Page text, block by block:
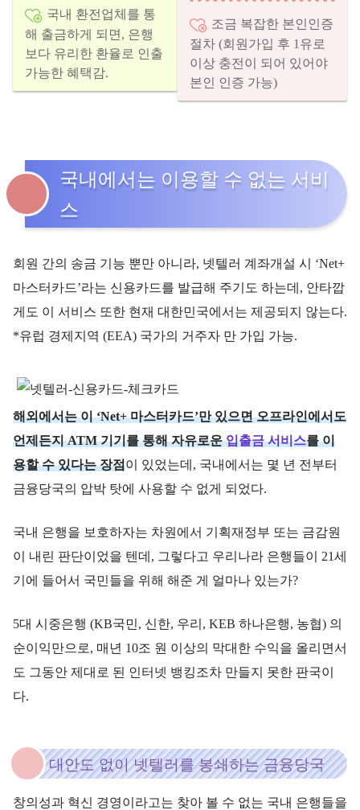
국내 환전업체를 통
해 출금하게 되면, 은행
보다 유리한 환율로 인출
가능한 혜택감.
조금 복잡한 본인인증
절차 (회원가입 후 1유로
이상 충전이 되어 있어야
본인 인증 가능)
국내에서는 이용할 수 없는 서비
스
회원 간의 송금 기능 뿐만 아니라, 넷텔러 계좌개설 시 ‘Net+
마스터카드’라는 신용카드를 발급해 주기도 하는데, 안타깝
게도 이 서비스 또한 현재 대한민국에서는 제공되지 않는다.
*유럽 경제지역 (EEA) 국가의 거주자 만 가입 가능.
해외에서는 이 ‘Net+ 마스터카드’만 있으면 오프라인에서도
언제든지 ATM 기기를 통해 자유로운입출금 서비스를 이
용할 수 있다는 장점이 있었는데, 국내에서는 몇 년 전부터
금융당국의 압박 탓에 사용할 수 없게 되었다.
국내 은행을 보호하자는 차원에서 기획재정부 또는 금감원
이 내린 판단이었을 텐데, 그렇다고 우리나라 은행들이 21세
기에 들어서 국민들을 위해 해준 게 얼마나 있는가?
5대 시중은행 (KB국민, 신한, 우리, KEB 하나은행, 농협) 의
순이익만으로, 매년 10조 원 이상의 막대한 수익을 올리면서
도 그동안 제대로 된 인터넷 뱅킹조차 만들지 못한 판국이
다.
대안도 없이 넷텔러를 봉쇄하는 금융당국
창의성과 혁신 경영이라고는 찾아 볼 수 없는 국내 은행들을